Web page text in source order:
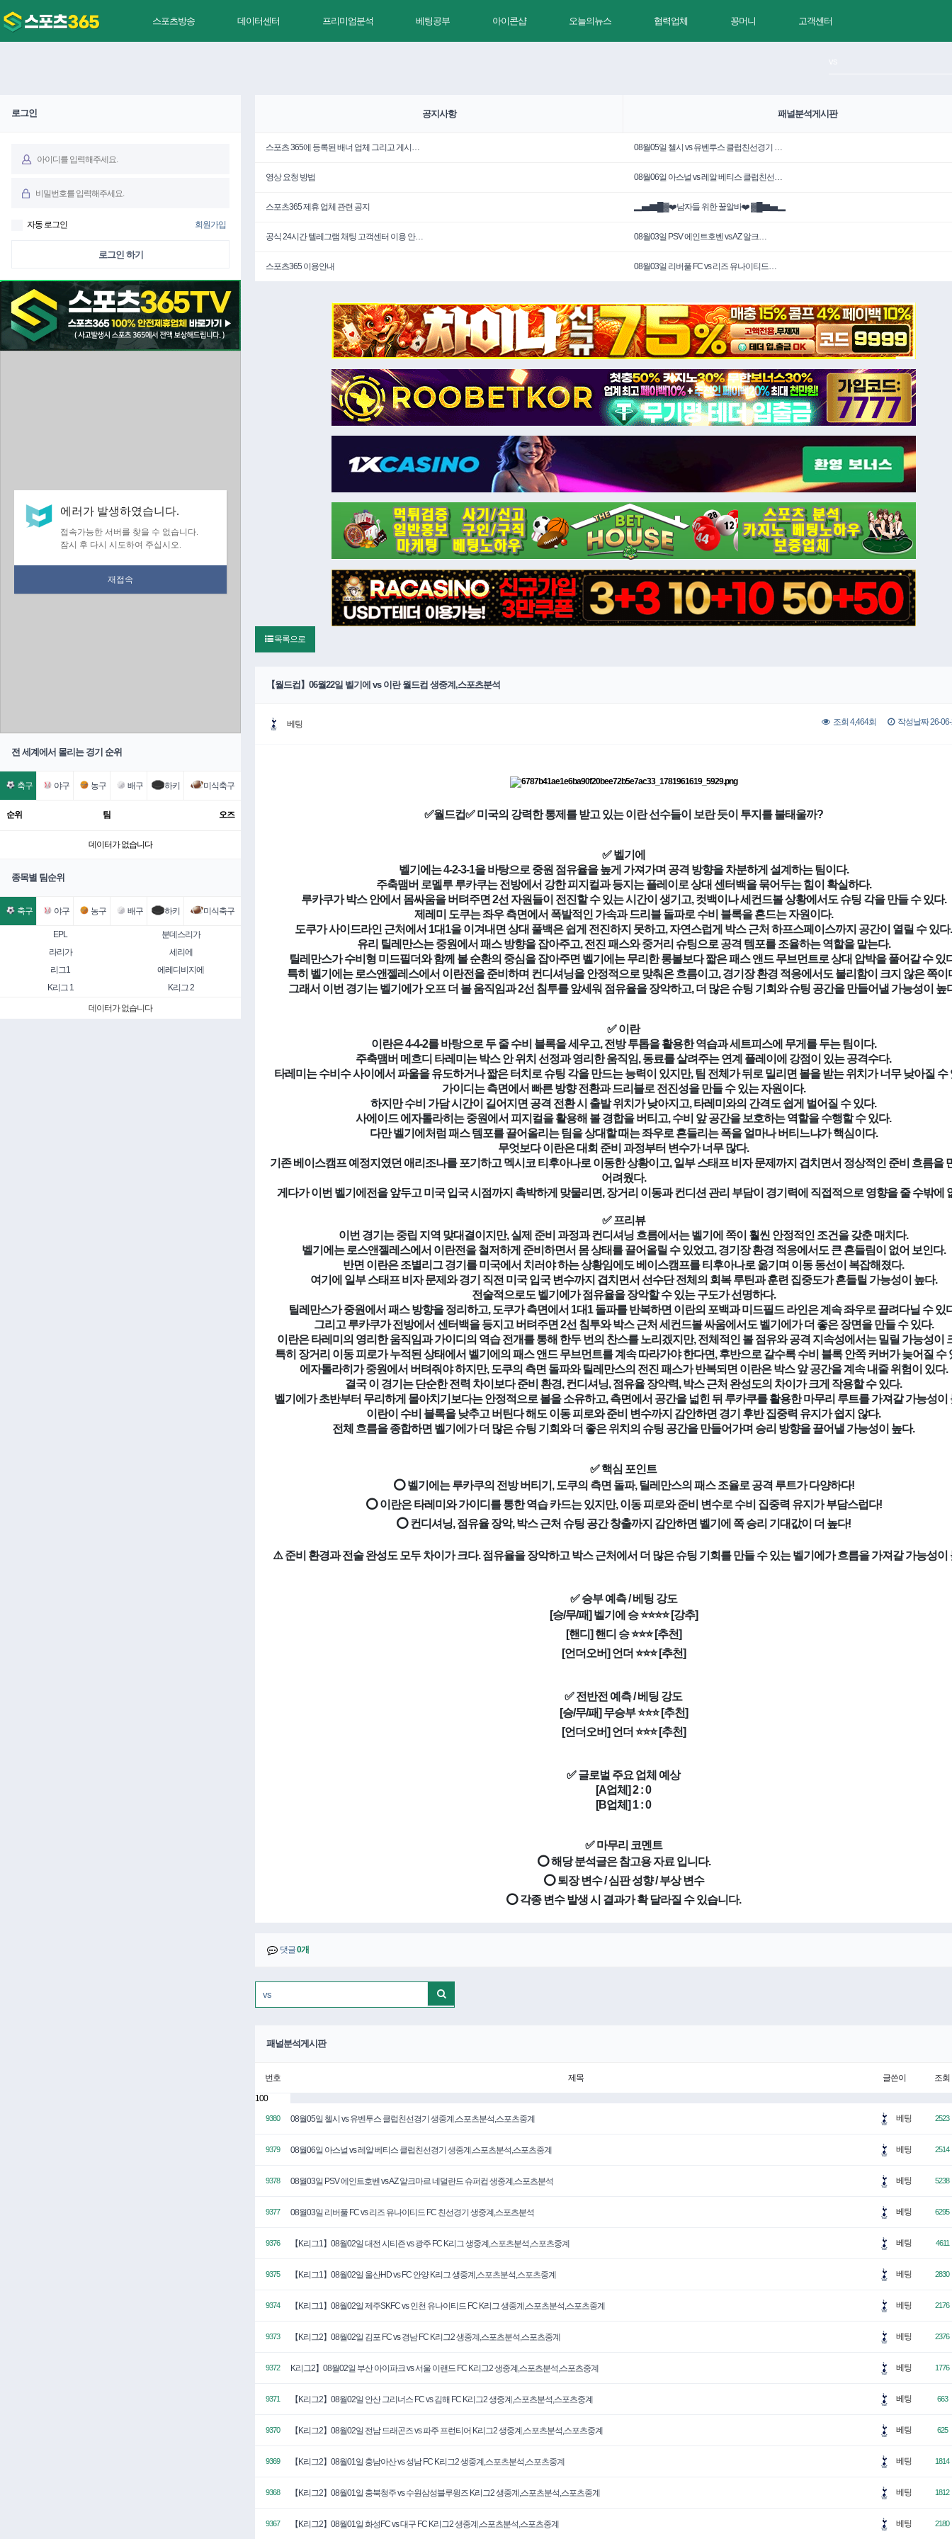
스포츠방송 데이터센터 프리미엄분석 베팅공부 아이콘샵 오늘의뉴스 협력업체 꽁머니 고객센터
로그인
자동 로그인 회원가입
로그인 하기
전 세계에서 몰리는 경기 순위
축구 야구 농구 배구 하키 미식축구
순위 팀 오즈
데이터가 없습니다
종목별 팀순위
축구 야구 농구 배구 하키 미식축구
EPL
분데스리가
라리가
세리에
리그1
에레디비지에
K리그 1
K리그 2
데이터가 없습니다
공지사항 패널분석게시판
스포츠 365에 등록된 배너 업체 그리고 게시…
영상 요청 방법
스포츠365 제휴 업체 관련 공지
공식 24시간 텔레그램 채팅 고객센터 이용 안…
스포츠365 이용안내
08월05일 첼시 vs 유벤투스 클럽친선경기 …
08월06일 아스널 vs 레알 베티스 클럽친선…
▂▅▇█▓❤️남자들 위한 꿀알바❤️ ▓█▇▅▂
08월03일 PSV 에인트호벤 vs AZ 알크…
08월03일 리버풀 FC vs 리즈 유나이티드…
목록으로
【월드컵】06월22일 벨기에 vs 이란 월드컵 생중계,스포츠분석
베팅 조회 4,464회 작성날짜 26-
✅월드컵✅ 미국의 강력한 통제를 받고 있는 이란 선수들이 보란 듯이 투지를 불태울까?
✅ 벨기에
벨기에는 4-2-3-1을 바탕으로 중원 점유율을 높게 가져가며 공격 방향을 차분하게 설계하는 팀이다.
주축맴버 로멜루 루카쿠는 전방에서 강한 피지컬과 등지는 플레이로 상대 센터백을 묶어두는 힘이 확실하다.
루카쿠가 박스 안에서 몸싸움을 버텨주면 2선 자원들이 전진할 수 있는 시간이 생기고, 컷백이나 세컨드볼 상황에서도 슈팅 각을 만들 수 있다.
제레미 도쿠는 좌우 측면에서 폭발적인 가속과 드리블 돌파로 수비 블록을 흔드는 자원이다.
도쿠가 사이드라인 근처에서 1대1을 이겨내면 상대 풀백은 쉽게 전진하지 못하고, 자연스럽게 박스 근처 하프스페이스까지 공간이 열릴 수 있다.
유리 틸레만스는 중원에서 패스 방향을 잡아주고, 전진 패스와 중거리 슈팅으로 공격 템포를 조율하는 역할을 맡는다.
틸레만스가 수비형 미드필더와 함께 볼 순환의 중심을 잡아주면 벨기에는 무리한 롱볼보다 짧은 패스 앤드 무브먼트로 상대 압박을 풀어갈 수 있
특히 벨기에는 로스앤젤레스에서 이란전을 준비하며 컨디셔닝을 안정적으로 맞춰온 흐름이고, 경기장 환경 적응에서도 불리함이 크지 않은 쪽이
그래서 이번 경기는 벨기에가 오프 더 볼 움직임과 2선 침투를 앞세워 점유율을 장악하고, 더 많은 슈팅 기회와 슈팅 공간을 만들어낼 가능성이 높
✅ 이란
이란은 4-4-2를 바탕으로 두 줄 수비 블록을 세우고, 전방 투톱을 활용한 역습과 세트피스에 무게를 두는 팀이다.
주축맴버 메흐디 타레미는 박스 안 위치 선정과 영리한 움직임, 동료를 살려주는 연계 플레이에 강점이 있는 공격수다.
타레미는 수비수 사이에서 파울을 유도하거나 짧은 터치로 슈팅 각을 만드는 능력이 있지만, 팀 전체가 뒤로 밀리면 볼을 받는 위치가 너무 낮아질 수
가이디는 측면에서 빠른 방향 전환과 드리블로 전진성을 만들 수 있는 자원이다.
하지만 수비 가담 시간이 길어지면 공격 전환 시 출발 위치가 낮아지고, 타레미와의 간격도 쉽게 벌어질 수 있다.
사에이드 에자톨라히는 중원에서 피지컬을 활용해 볼 경합을 버티고, 수비 앞 공간을 보호하는 역할을 수행할 수 있다.
다만 벨기에처럼 패스 템포를 끌어올리는 팀을 상대할 때는 좌우로 흔들리는 폭을 얼마나 버티느냐가 핵심이다.
무엇보다 이란은 대회 준비 과정부터 변수가 너무 많다.
기존 베이스캠프 예정지였던 애리조나를 포기하고 멕시코 티후아나로 이동한 상황이고, 일부 스태프 비자 문제까지 겹치면서 정상적인 준비 흐름을
어려웠다.
게다가 이번 벨기에전을 앞두고 미국 입국 시점까지 촉박하게 맞물리면, 장거리 이동과 컨디션 관리 부담이 경기력에 직접적으로 영향을 줄 수밖에
✅ 프리뷰
이번 경기는 중립 지역 맞대결이지만, 실제 준비 과정과 컨디셔닝 흐름에서는 벨기에 쪽이 훨씬 안정적인 조건을 갖춘 매치다.
벨기에는 로스앤젤레스에서 이란전을 철저하게 준비하면서 몸 상태를 끌어올릴 수 있었고, 경기장 환경 적응에서도 큰 흔들림이 없어 보인다.
반면 이란은 조별리그 경기를 미국에서 치러야 하는 상황임에도 베이스캠프를 티후아나로 옮기며 이동 동선이 복잡해졌다.
여기에 일부 스태프 비자 문제와 경기 직전 미국 입국 변수까지 겹치면서 선수단 전체의 회복 루틴과 훈련 집중도가 흔들릴 가능성이 높다.
전술적으로도 벨기에가 점유율을 장악할 수 있는 구도가 선명하다.
틸레만스가 중원에서 패스 방향을 정리하고, 도쿠가 측면에서 1대1 돌파를 반복하면 이란의 포백과 미드필드 라인은 계속 좌우로 끌려다닐 수 있
그리고 루카쿠가 전방에서 센터백을 등지고 버텨주면 2선 침투와 박스 근처 세컨드볼 싸움에서도 벨기에가 더 좋은 장면을 만들 수 있다.
이란은 타레미의 영리한 움직임과 가이디의 역습 전개를 통해 한두 번의 찬스를 노리겠지만, 전체적인 볼 점유와 공격 지속성에서는 밀릴 가능성이
특히 장거리 이동 피로가 누적된 상태에서 벨기에의 패스 앤드 무브먼트를 계속 따라가야 한다면, 후반으로 갈수록 수비 블록 안쪽 커버가 늦어질 수
에자톨라히가 중원에서 버텨줘야 하지만, 도쿠의 측면 돌파와 틸레만스의 전진 패스가 반복되면 이란은 박스 앞 공간을 계속 내줄 위험이 있다.
결국 이 경기는 단순한 전력 차이보다 준비 환경, 컨디셔닝, 점유율 장악력, 박스 근처 완성도의 차이가 크게 작용할 수 있다.
벨기에가 초반부터 무리하게 몰아치기보다는 안정적으로 볼을 소유하고, 측면에서 공간을 넓힌 뒤 루카쿠를 활용한 마무리 루트를 가져갈 가능성이
이란이 수비 블록을 낮추고 버틴다 해도 이동 피로와 준비 변수까지 감안하면 경기 후반 집중력 유지가 쉽지 않다.
전체 흐름을 종합하면 벨기에가 더 많은 슈팅 기회와 더 좋은 위치의 슈팅 공간을 만들어가며 승리 방향을 끌어낼 가능성이 높다.
✅ 핵심 포인트
⭕ 벨기에는 루카쿠의 전방 버티기, 도쿠의 측면 돌파, 틸레만스의 패스 조율로 공격 루트가 다양하다!
⭕ 이란은 타레미와 가이디를 통한 역습 카드는 있지만, 이동 피로와 준비 변수로 수비 집중력 유지가 부담스럽다!
⭕ 컨디셔닝, 점유율 장악, 박스 근처 슈팅 공간 창출까지 감안하면 벨기에 쪽 승리 기대값이 더 높다!
⚠️ 준비 환경과 전술 완성도 모두 차이가 크다. 점유율을 장악하고 박스 근처에서 더 많은 슈팅 기회를 만들 수 있는 벨기에가 흐름을 가져갈 가능성이
✅ 승부 예측 / 베팅 강도
[승/무/패] 벨기에 승 ⭐⭐⭐⭐ [강추]
[핸디] 핸디 승 ⭐⭐⭐ [추천]
[언더오버] 언더 ⭐⭐⭐ [추천]
✅ 전반전 예측 / 베팅 강도
[승/무/패] 무승부 ⭐⭐⭐ [추천]
[언더오버] 언더 ⭐⭐⭐ [추천]
✅ 글로벌 주요 업체 예상
[A업체] 2 : 0
[B업체] 1 : 0
✅ 마무리 코멘트
⭕ 해당 분석글은 참고용 자료 입니다.
⭕ 퇴장 변수 / 심판 성향 / 부상 변수
⭕ 각종 변수 발생 시 결과가 확 달라질 수 있습니다.
댓글0개
패널분석게시판
번호 제목 글쓴이 조회
100
9380 08월05일 첼시 vs 유벤투스 클럽친선경기 생중계,스포츠분석,스포츠중계 베팅 2523
9379 08월06일 아스널 vs 레알 베티스 클럽친선경기 생중계,스포츠분석,스포츠중계 베팅 2514
9378 08월03일 PSV 에인트호벤 vs AZ 알크마르 네덜란드 슈퍼컵 생중계,스포츠분석 베팅 5238
9377 08월03일 리버풀 FC vs 리즈 유나이티드 FC 친선경기 생중계,스포츠분석 베팅 6295
9376 【K리그1】08월02일 대전 시티즌 vs 광주 FC K리그 생중계,스포츠분석,스포츠중계 베팅 4611
9375 【K리그1】08월02일 울산HD vs FC 안양 K리그 생중계,스포츠분석,스포츠중계 베팅 2830
9374 【K리그1】08월02일 제주SKFC vs 인천 유나이티드 FC K리그 생중계,스포츠분석,스포츠중계 베팅 2176
9373 【K리그2】08월02일 김포 FC vs 경남 FC K리그2 생중계,스포츠분석,스포츠중계 베팅 2376
9372 K리그2】08월02일 부산 아이파크 vs 서울 이랜드 FC K리그2 생중계,스포츠분석,스포츠중계 베팅 1776
9371 【K리그2】08월02일 안산 그리너스 FC vs 김해 FC K리그2 생중계,스포츠분석,스포츠중계 베팅 663
9370 【K리그2】08월02일 전남 드래곤즈 vs 파주 프런티어 K리그2 생중계,스포츠분석,스포츠중계 베팅 625
9369 【K리그2】08월01일 충남아산 vs 성남 FC K리그2 생중계,스포츠분석,스포츠중계 베팅 1814
9368 【K리그2】08월01일 충북청주 vs 수원삼성블루윙즈 K리그2 생중계,스포츠분석,스포츠중계 베팅 1812
9367 【K리그2】08월01일 화성FC vs 대구 FC K리그2 생중계,스포츠분석,스포츠중계 베팅 2180